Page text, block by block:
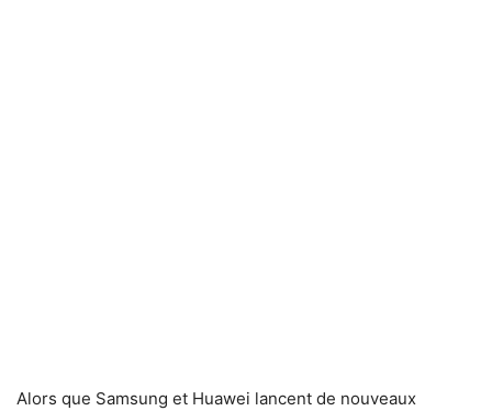
Alors que Samsung et Huawei lancent de nouveaux